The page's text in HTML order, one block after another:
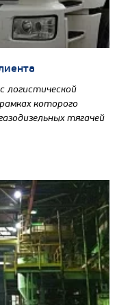
логистической
которого
тягачей